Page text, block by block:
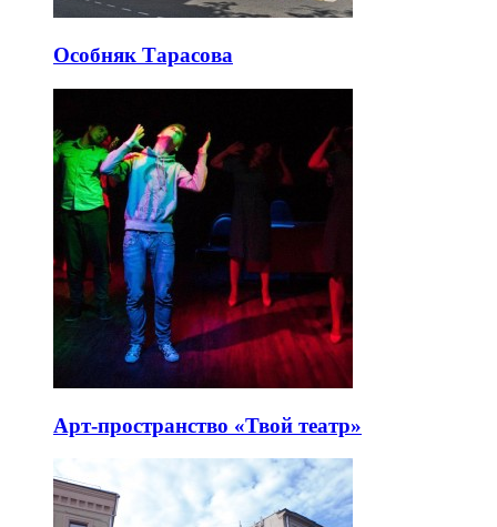
Особняк Тарасова
Арт-пространство «Твой театр»